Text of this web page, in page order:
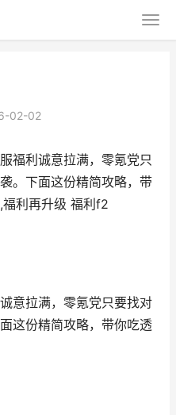
02-02
福利诚意拉满，零氪党只
。下面这份精简攻略，带
利再升级 福利f2
意拉满，零氪党只要找对
这份精简攻略，带你吃透